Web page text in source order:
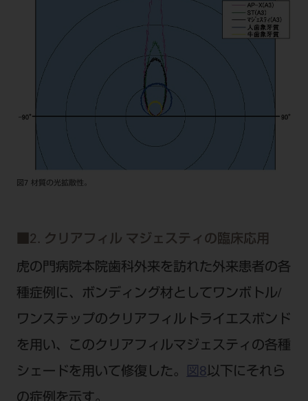
図7 材質の光拡散性。
2. クリアフィル マジェスティの臨床応用
虎の門病院本院歯科外来を訪れた外来患者の各
種症例に、ボンディング材としてワンボトル/
ワンステップのクリアフィルトライエスボンド
を用い、このクリアフィルマジェスティの各種
シェードを用いて修復した。
図8以下にそれら